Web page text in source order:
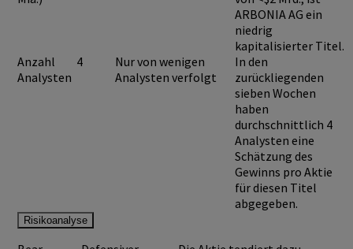
ARBONIA AG ein
niedrig
kapitalisierter Titel.
Anzahl
Analysten
4
Nur von wenigen
Analysten verfolgt
In den
zurückliegenden
sieben Wochen
haben
durchschnittlich 4
Analysten eine
Schätzung des
Gewinns pro Aktie
für diesen Titel
abgegeben.
Risikoanalyse